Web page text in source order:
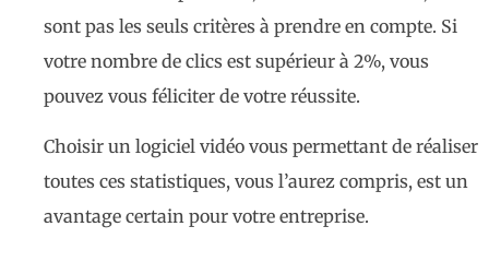
sont pas les seuls critères à prendre en compte. Si
votre nombre de clics est supérieur à 2%, vous
pouvez vous féliciter de votre réussite.
Choisir un logiciel vidéo vous permettant de réaliser
toutes ces statistiques, vous l’aurez compris, est un
avantage certain pour votre entreprise.